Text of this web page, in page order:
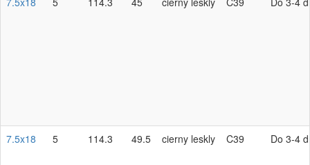
7.5x18 5 114.3 49.5 cierny leskly C39 Do 3-4